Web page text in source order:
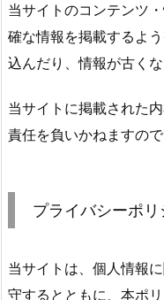
当サイトのコンテンツ
確な情報を掲載するよ
込んだり、情報が古く
当サイトに掲載された
責任を負いかねますので
プライバシーポ
当サイトは、個人情報
守するとともに、本ポ